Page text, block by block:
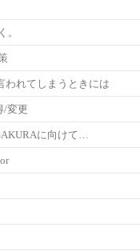
。
れてしまうときには
/変更
に向けて…